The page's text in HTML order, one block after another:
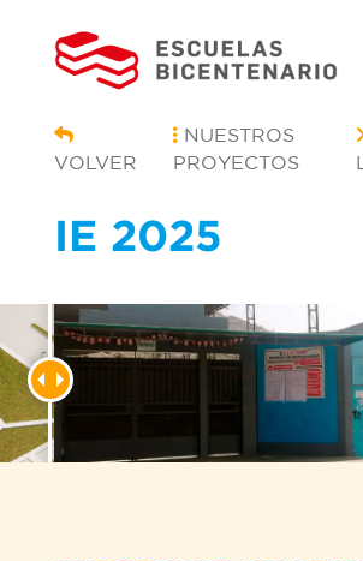
VOLVER
NUESTROS
PROYECTOS
IE 2025